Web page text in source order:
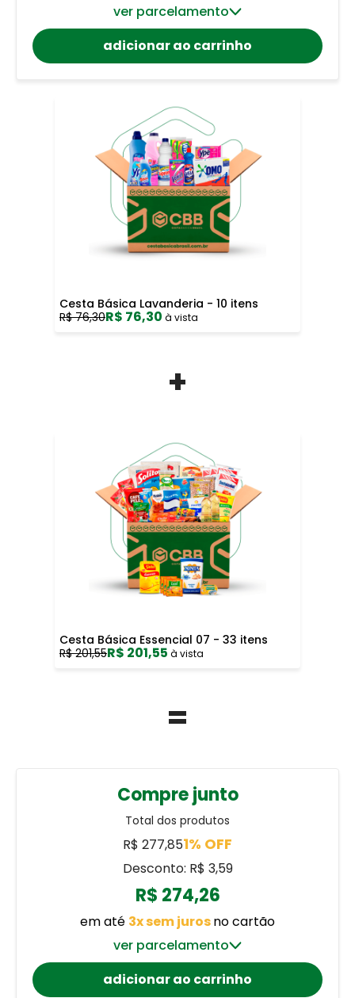
ver parcelamento
adicionar ao carrinho
Cesta Básica Lavanderia - 10 itens
R$ 76,30R$ 76,30 à vista
+
Cesta Básica Essencial 07 - 33 itens
R$ 201,55R$ 201,55 à vista
=
Compre junto
Total dos produtos
R$ 277,851% OFF
Desconto: R$ 3,59
R$ 274,26
em até 3x sem jurosno cartão
ver parcelamento
adicionar ao carrinho